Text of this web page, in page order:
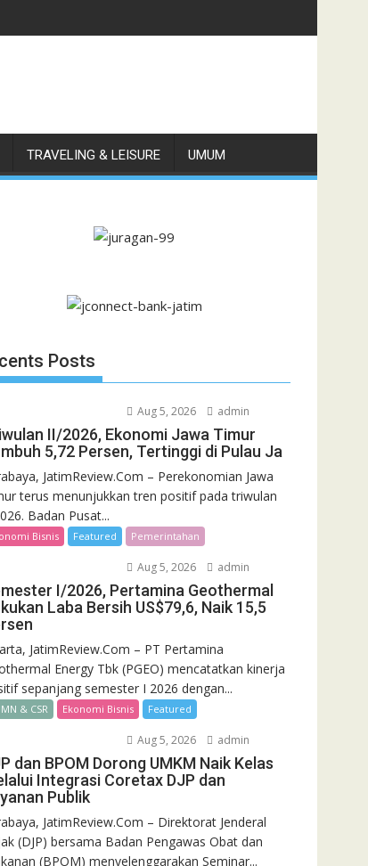
15,5 Persen
TRAVELING & LEISURE UMUM
Posts
Aug 5, 2026 admin
II/2026, Ekonomi Jawa Timur
5,72 Persen, Tertinggi di Pulau Ja
JatimReview.Com – Perekonomian Jawa
terus menunjukkan tren positif pada triwulan
Badan Pusat...
Bisnis Featured Pemerintahan
Aug 5, 2026 admin
I/2026, Pertamina Geothermal
Laba Bersih US$79,6, Naik 15,5
JatimReview.Com – PT Pertamina
Energy Tbk (PGEO) mencatatkan kinerja
sepanjang semester I 2026 dengan...
& CSR Ekonomi Bisnis Featured
Aug 5, 2026 admin
dan BPOM Dorong UMKM Naik Kelas
Integrasi Coretax DJP dan
Publik
JatimReview.Com – Direktorat Jenderal
(DJP) bersama Badan Pengawas Obat dan
(BPOM) menyelenggarakan Seminar...